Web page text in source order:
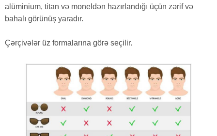
alüminium, titan və moneldən hazırlandığı üçün zərif və
bahalı görünüş yaradır.
Çərçivələr üz formalarına görə seçilir.